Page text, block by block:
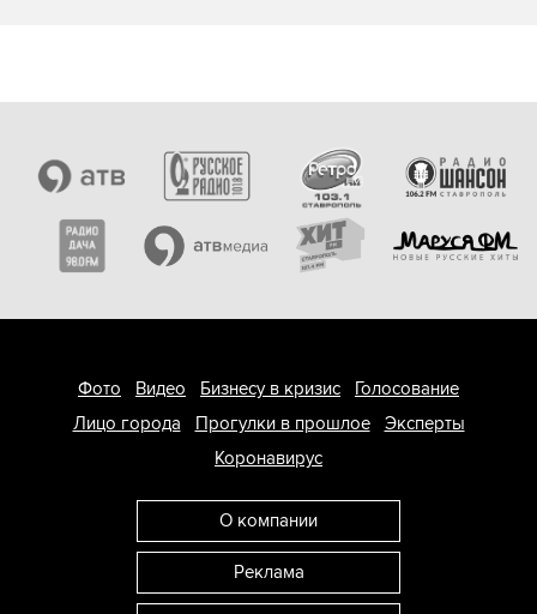
Фото Видео Бизнесу в кризис
Голосование
Лицо города
Прогулки в прошлое
Эксперты
Коронавирус
О компании
Реклама